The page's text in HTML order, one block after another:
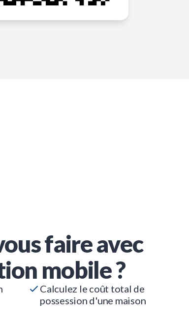
faire avec
mobile ?
Calculez le coût total de
possession d'une maison